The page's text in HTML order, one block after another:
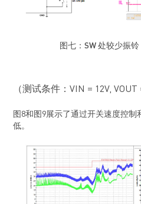
图七：SW 处较少振铃
（测试条件：VIN = 12V, VOUT
图8和图9展示了通过开关速度控
低。